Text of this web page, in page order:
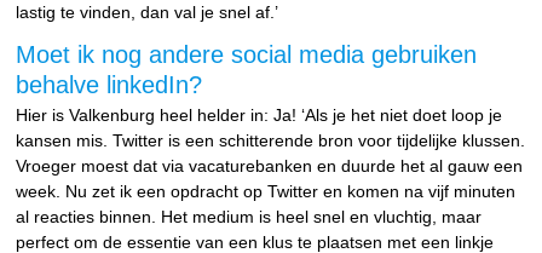
lastig te vinden, dan val je snel af.’
Moet ik nog andere social media gebruiken
behalve linkedIn?
Hier is Valkenburg heel helder in: Ja! ‘Als je het niet doet loop je
kansen mis. Twitter is een schitterende bron voor tijdelijke klussen.
Vroeger moest dat via vacaturebanken en duurde het al gauw een
week. Nu zet ik een opdracht op Twitter en komen na vijf minuten
al reacties binnen. Het medium is heel snel en vluchtig, maar
perfect om de essentie van een klus te plaatsen met een linkje